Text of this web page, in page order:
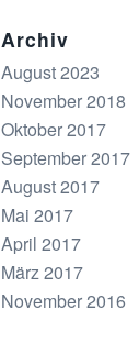
Archiv
August 2023
November 2018
Oktober 2017
September 2017
August 2017
Mai 2017
April 2017
März 2017
November 2016